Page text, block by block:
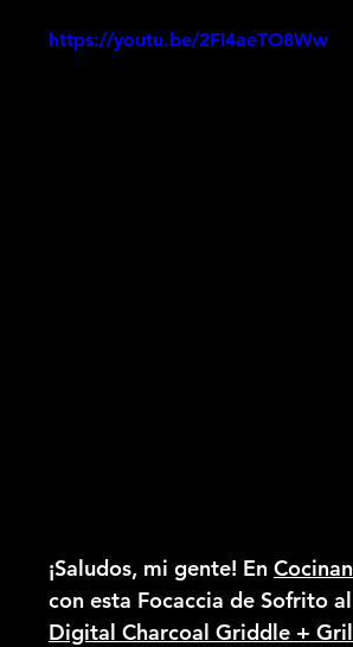
https://youtu.be/2FI4aeTO8Ww
¡Saludos, mi gente! En
con esta Focaccia de Sofrito
Digital Charcoal Griddle +